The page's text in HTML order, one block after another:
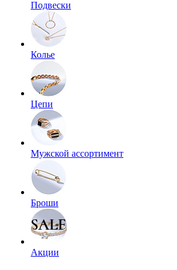
Подвески
Колье
Цепи
Мужской ассортимент
Броши
Акции